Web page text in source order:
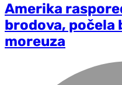
Amerika
brodova, počela
moreuza